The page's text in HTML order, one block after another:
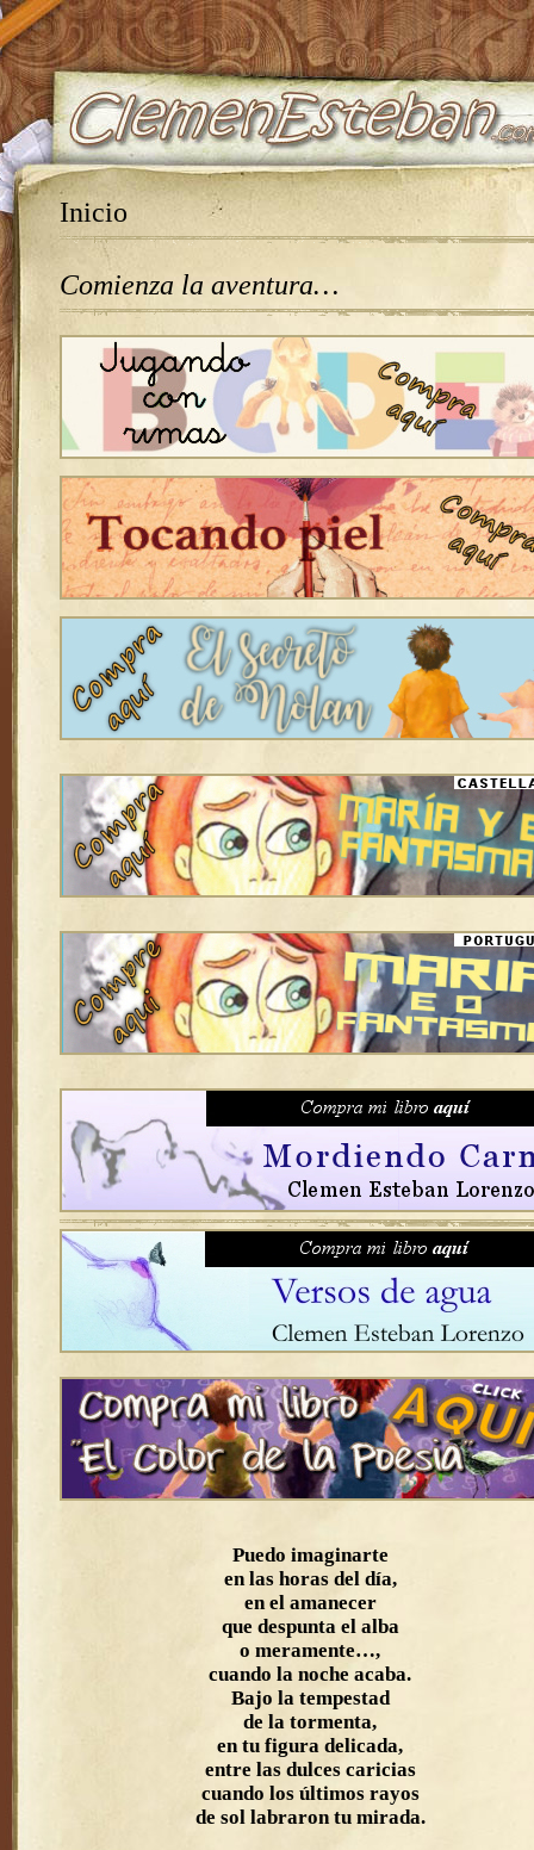
Inicio
Comienza la aventura…
Puedo imaginarte
en las horas del día,
en el amanecer
que despunta el alba
o meramente…,
cuando la noche acaba.
Bajo la tempestad
de la tormenta,
en tu figura delicada,
entre las dulces caricias
cuando los últimos rayos
de sol labraron tu mirada.